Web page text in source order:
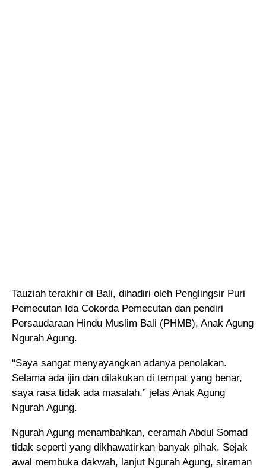
Tauziah terakhir di Bali, dihadiri oleh Penglingsir Puri
Pemecutan Ida Cokorda Pemecutan dan pendiri
Persaudaraan Hindu Muslim Bali (PHMB), Anak Agung
Ngurah Agung.
“Saya sangat menyayangkan adanya penolakan.
Selama ada ijin dan dilakukan di tempat yang benar,
saya rasa tidak ada masalah,” jelas Anak Agung
Ngurah Agung.
Ngurah Agung menambahkan, ceramah Abdul Somad
tidak seperti yang dikhawatirkan banyak pihak. Sejak
awal membuka dakwah, lanjut Ngurah Agung, siraman